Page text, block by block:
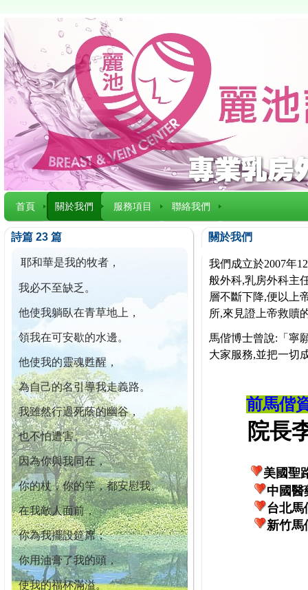
首頁 關於我們 服務項目 聯絡我們
詩篇 23 篇
耶和華是我的牧者，
我必不至缺乏。
他使我躺臥在青草地上，
領我在可安歇的水邊。
他使我的靈魂甦醒，
為自己的名引導我走義路。
我雖然行過死蔭的幽谷，
也不怕遭害。
因為你與我同在，
你的杖，你的竿，都安慰我。
在我敵人面前，
你為我擺設筵席；
你用油膏了我的頭，
使我的福杯滿溢。
關於我們
我們成立於2007年
般外科,乳房外科主
層不斷下降,便以上
所,來見證上帝救贖
馬偕博士曾說:「寧
大家服務,並把一切
前馬偕
院長李
美國聖
中國醫
台北馬
新竹馬